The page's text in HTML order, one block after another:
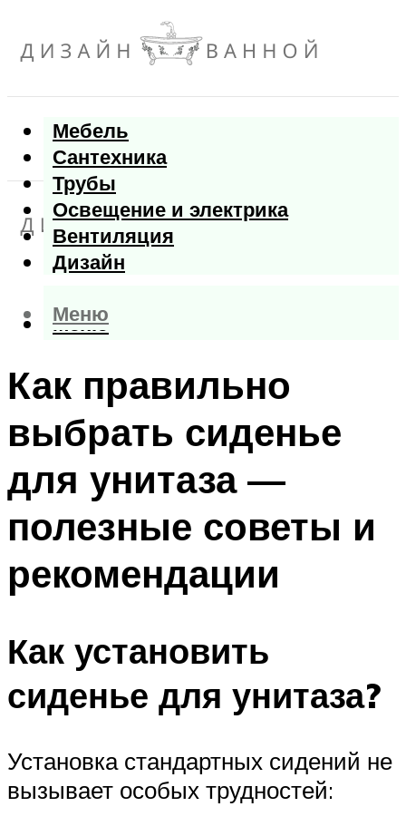
Мебель
Сантехника
Трубы
Освещение и электрика
Вентиляция
Дизайн
Меню
Меню
Как правильно
выбрать сиденье
для унитаза —
полезные советы и
рекомендации
Как установить
сиденье для унитаза?
Установка стандартных сидений не
вызывает особых трудностей: